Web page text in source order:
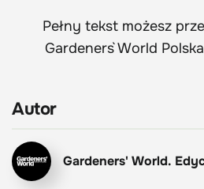
Pełny tekst możesz
Gardeners` World
Autor
Gardeners' World.